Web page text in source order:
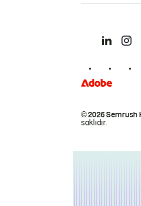
© 2026 Semrush
saklıdır.